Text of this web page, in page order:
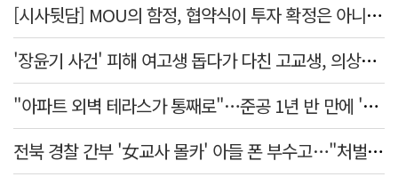
[시사뒷담] MOU의 함정, 협약식이 투자 확정은 아니긴 해
'장윤기 사건' 피해 여고생 돕다가 다친 고교생, 의상자 인정
"아파트 외벽 테라스가 통째로"…준공 1년 반 만에 '아찔 사고'
전북 경찰 간부 '女교사 몰카' 아들 폰 부수고…"처벌 못하는 사안" 내부망에 글